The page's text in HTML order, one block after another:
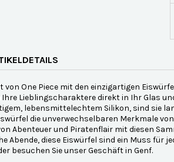
von One Piece mit den einzigartigen
Lieblingscharaktere direkt in Ihr Glas
lebensmittelechtem Silikon, sind sie
die unverwechselbaren Merkmale
Abenteuer und Piratenflair mit diesen
Abende, diese Eiswürfel sind ein Muss für
besuchen Sie unser Geschäft in Genf.